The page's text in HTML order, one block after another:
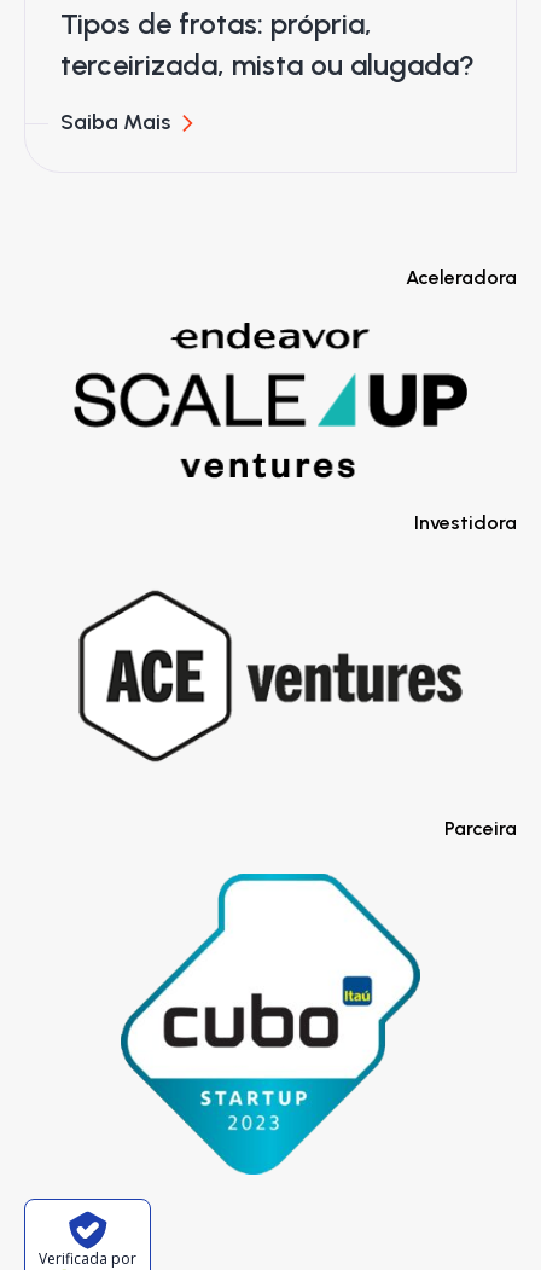
Tipos de frotas: própria,
terceirizada, mista ou alugada?
Saiba Mais
Aceleradora
Investidora
Parceira
Verificada por